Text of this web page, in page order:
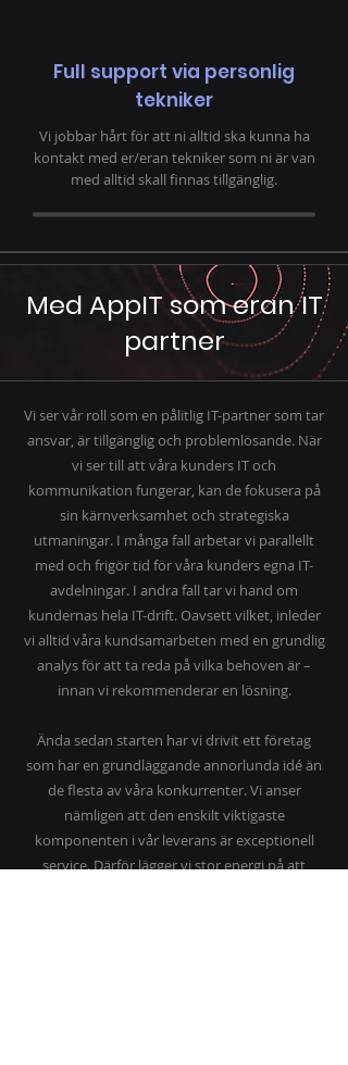
Full support via personlig
tekniker
Vi jobbar hårt för att ni alltid ska kunna ha
kontakt med er/eran tekniker som ni är van
med alltid skall finnas tillgänglig.
Med AppIT som eran IT
partner
Vi ser vår roll som en pålitlig IT-partner som tar
ansvar, är tillgänglig och problemlösande. När
vi ser till att våra kunders IT och
kommunikation fungerar, kan de fokusera på
sin kärnverksamhet och strategiska
utmaningar. I många fall arbetar vi parallellt
med och frigör tid för våra kunders egna IT-
avdelningar. I andra fall tar vi hand om
kundernas hela IT-drift. Oavsett vilket, inleder
vi alltid våra kundsamarbeten med en grundlig
analys för att ta reda på vilka behoven är –
innan vi rekommenderar en lösning.
Ända sedan starten har vi drivit ett företag
som har en grundläggande annorlunda idé än
de flesta av våra konkurrenter. Vi anser
nämligen att den enskilt viktigaste
komponenten i vår leverans är exceptionell
service. Därför lägger vi stor energi på att